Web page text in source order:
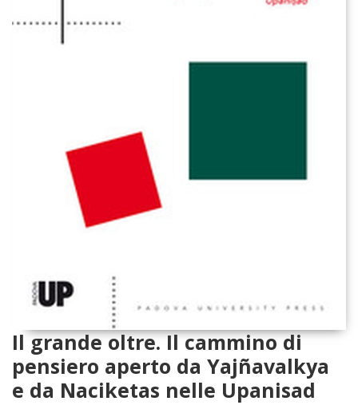
Il grande oltre. Il cammino di
pensiero aperto da Yajñavalkya
e da Naciketas nelle Upanisad